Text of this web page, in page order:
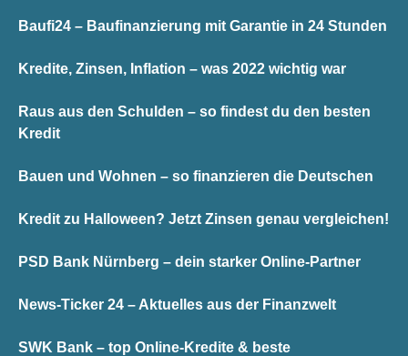
Baufi24 – Baufinanzierung mit Garantie in 24 Stunden
Kredite, Zinsen, Inflation – was 2022 wichtig war
Raus aus den Schulden – so findest du den besten
Kredit
Bauen und Wohnen – so finanzieren die Deutschen
Kredit zu Halloween? Jetzt Zinsen genau vergleichen!
PSD Bank Nürnberg – dein starker Online-Partner
News-Ticker 24 – Aktuelles aus der Finanzwelt
SWK Bank – top Online-Kredite & beste